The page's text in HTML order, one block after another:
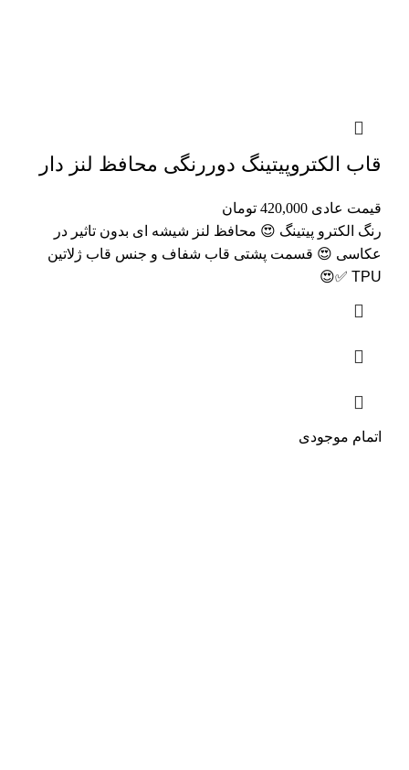
قاب الکتروپیتینگ دوررنگی محافظ لنز دار
قیمت عادی 420,000 تومان
رنگ الکترو پیتینگ 😍 محافظ لنز شیشه ای بدون تاثیر در
عکاسی 😍 قسمت پشتی قاب شفاف و جنس قاب ژلاتین
TPU ✅😍
اتمام موجودی